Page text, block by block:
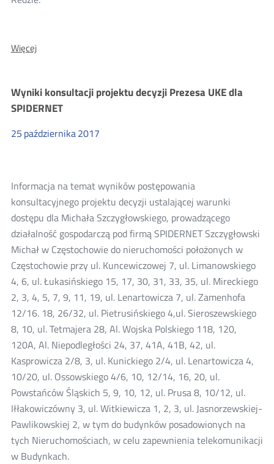
WięcejO:
decyzji
Prezesa
UKE
Interkar
Wyniki konsultacji projektu decyzji Prezesa UKE dla
SPIDERNET
25 października2017
Informacja na temat wyników postępowania
konsultacyjnego projektu decyzji ustalającej warunki
dostępu dla Michała Szczygłowskiego, prowadzącego
działalność gospodarczą pod firmą SPIDERNET Szczygłowski
Michał w Częstochowie do nieruchomości położonych w
Częstochowie przy ul. Kuncewiczowej 7, ul. Limanowskiego
4, 6, ul. Łukasińskiego 15, 17, 30, 31, 33, 35, ul. Mireckiego
2, 3, 4, 5, 7, 9, 11, 19, ul. Lenartowicza 7, ul. Zamenhofa
12/16. 18, 26/32, ul. Pietrusińskiego 4,ul. Sieroszewskiego
8, 10, ul. Tetmajera 28, Al. Wojska Polskiego 118, 120,
120A, Al. Niepodległości 24, 37, 41A, 41B, 42, ul.
Kasprowicza 2/8, 3, ul. Kunickiego 2/4, ul. Lenartowicza 4,
10/20, ul. Ossowskiego 4/6, 10, 12/14, 16, 20, ul.
Powstańców Śląskich 5, 9, 10, 12, ul. Prusa 8, 10/12, ul.
Iłłakowiczówny 3, ul. Witkiewicza 1, 2, 3, ul. Jasnorzewskiej-
Pawlikowskiej 2, w tym do budynków posadowionych na
tych Nieruchomościach, w celu zapewnienia telekomunikacji
w Budynkach.